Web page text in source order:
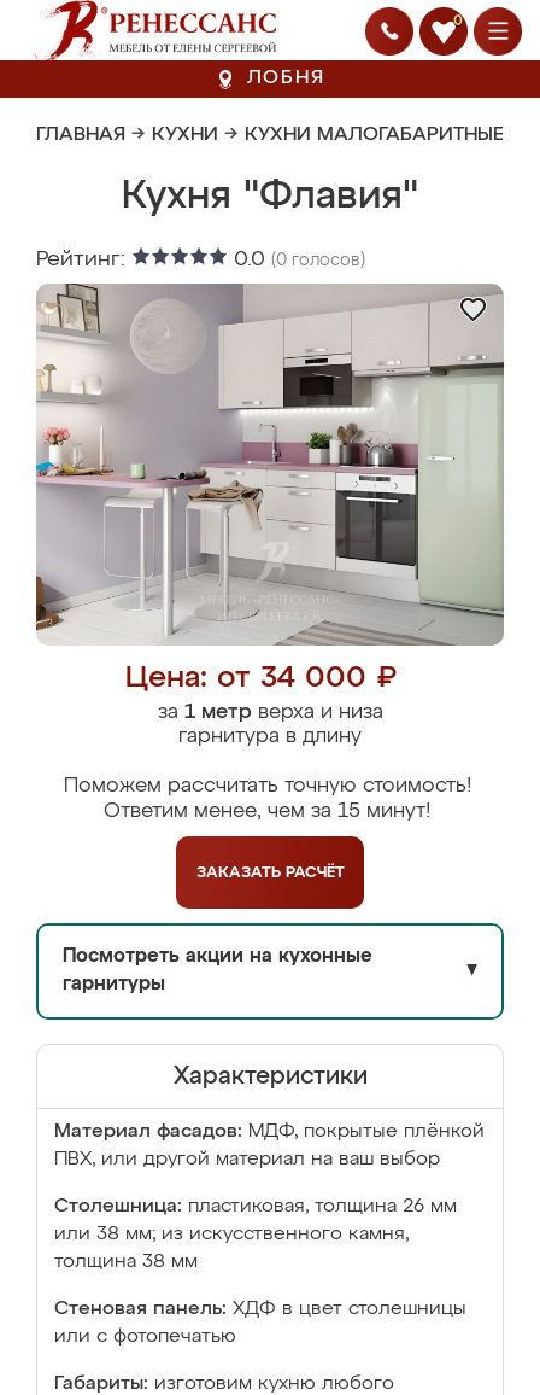
0
ЛОБНЯ
ГЛАВНАЯ → КУХНИ → КУХНИ МАЛОГАБАРИТНЫЕ
Кухня "Флавия"
Рейтинг: 0.0 (0 голосов)
Цена: от 34 000 ₽
за 1 метрверха и низа
гарнитура в длину
Поможем рассчитать точную стоимость!
Ответим менее, чем за 15 минут!
ЗАКАЗАТЬ РАСЧЁТ
Посмотреть акции на кухонные
гарнитуры
▼
Характеристики
Материал фасадов: МДФ, покрытые плёнкой
ПВХ, или другой материал на ваш выбор
Столешница: пластиковая, толщина 26 мм
или 38 мм; из искусственного камня,
толщина 38 мм
Стеновая панель: ХДФ в цвет столешницы
или с фотопечатью
Габариты: изготовим кухню любого